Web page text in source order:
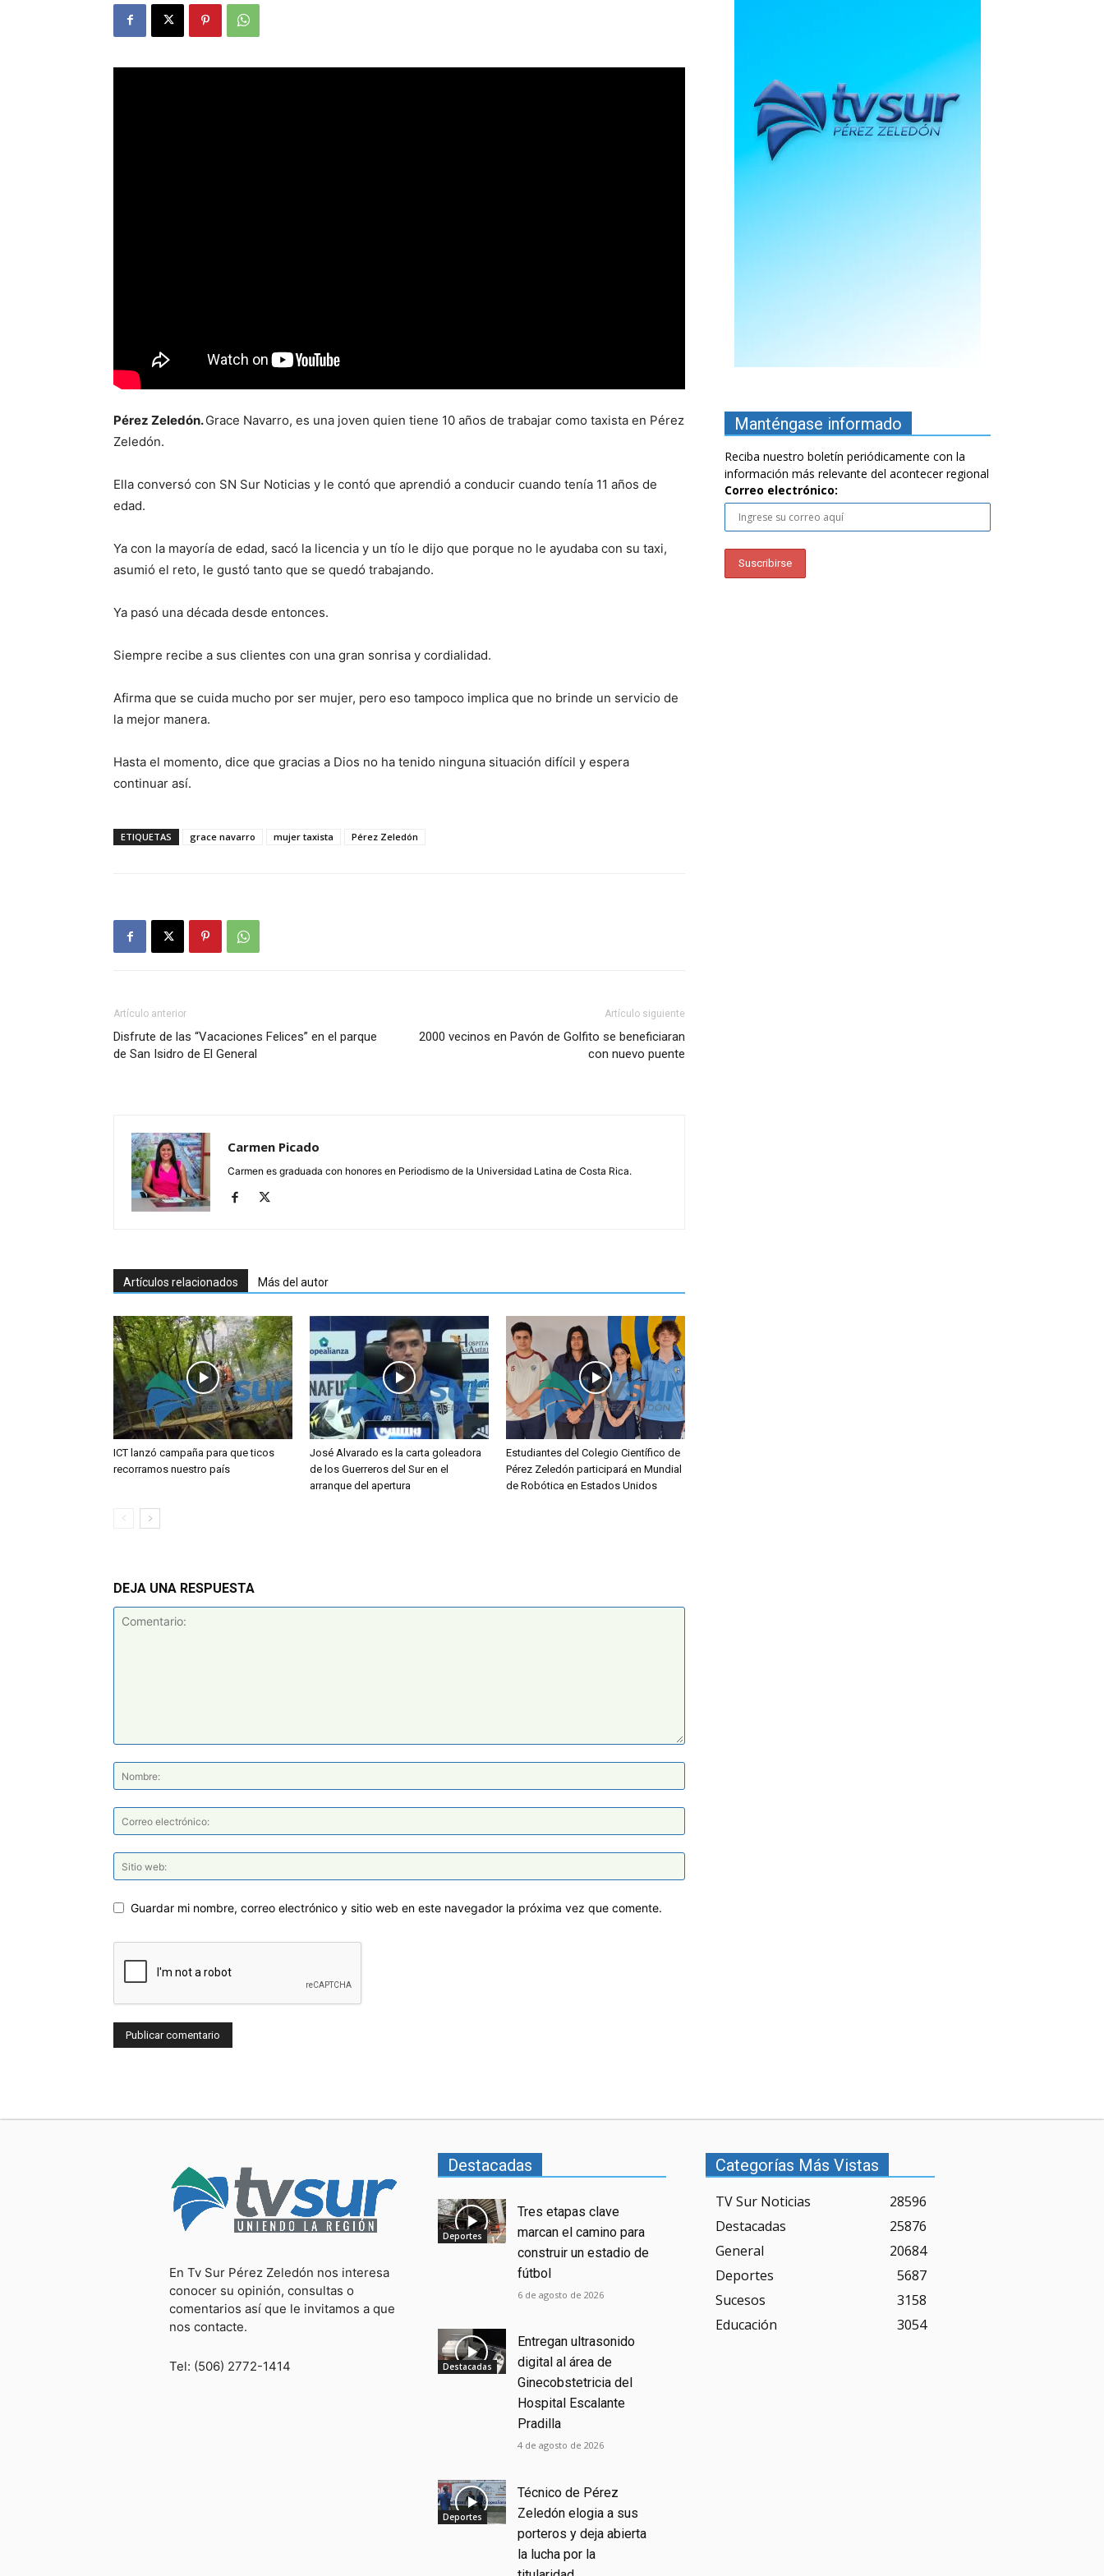
Pérez Zeledón.Grace Navarro, es una joven quien tiene 10 años de trabajar como taxista en Pérez
Zeledón.
Ella conversó con SN Sur Noticias y le contó que aprendió a conducir cuando tenía 11 años de
edad.
Ya con la mayoría de edad, sacó la licencia y un tío le dijo que porque no le ayudaba con su taxi,
asumió el reto, le gustó tanto que se quedó trabajando.
Ya pasó una década desde entonces.
Siempre recibe a sus clientes con una gran sonrisa y cordialidad.
Afirma que se cuida mucho por ser mujer, pero eso tampoco implica que no brinde un servicio de
la mejor manera.
Hasta el momento, dice que gracias a Dios no ha tenido ninguna situación difícil y espera
continuar así.
ETIQUETAS grace navarro mujer taxista Pérez Zeledón
Artículo anterior
Disfrute de las “Vacaciones Felices” en el parque
de San Isidro de El General
Artículo siguiente
2000 vecinos en Pavón de Golfito se beneficiaran
con nuevo puente
Carmen Picado
Carmen es graduada con honores en Periodismo de la Universidad Latina de Costa Rica.
Artículos relacionados Más del autor
ICT lanzó campaña para que ticos
recorramos nuestro país
José Alvarado es la carta goleadora
de los Guerreros del Sur en el
arranque del apertura
Estudiantes del Colegio Científico de
Pérez Zeledón participará en Mundial
de Robótica en Estados Unidos
DEJA UNA RESPUESTA
Guardar mi nombre, correo electrónico y sitio web en este navegador la próxima vez que comente.
Manténgase informado
Reciba nuestro boletín periódicamente con la
información más relevante del acontecer regional
Correo electrónico:
En Tv Sur Pérez Zeledón nos interesa
conocer su opinión, consultas o
comentarios así que le invitamos a que
nos contacte.
Tel: (506) 2772-1414
Destacadas
Deportes
Tres etapas clave
marcan el camino para
construir un estadio de
fútbol
6 de agosto de 2026
Destacadas
Entregan ultrasonido
digital al área de
Ginecobstetricia del
Hospital Escalante
Pradilla
4 de agosto de 2026
Deportes
Técnico de Pérez
Zeledón elogia a sus
porteros y deja abierta
la lucha por la
Categorías Más Vistas
TV Sur Noticias
28596
Destacadas
25876
General
20684
Deportes
5687
Sucesos
3158
Educación
3054